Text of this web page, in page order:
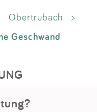
Obertrubach >
Geschwand